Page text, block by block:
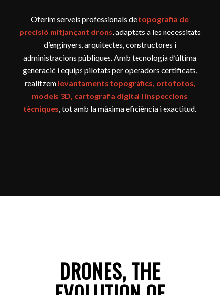
Oferim serveis professionals de topografia de
precisió mitjançant drons , adaptats a les necessitats
d’enginyers, arquitectes, constructores i
administracions públiques. Amb tecnologia d’última
generació i equips pilotats per operadors certificats,
realitzem levantaments topogràfics, ortofotos,
models 3D, cartografia digital i inspeccions
tècniques , tot amb la màxima eficiència i exactitud.
DRONES, THE